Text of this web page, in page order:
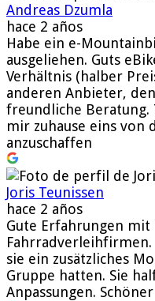
Andreas Dzumla
hace 2 años
Habe ein e-
ausgeliehen. Guts
Verhältnis (halber
anderen Anbieter,
freundliche Beratung.
mir zuhause eins von
anzuschaffen
Joris Teunissen
hace 2 años
Gute Erfahrungen mit
Fahrradverleihfirmen.
sie ein zusätzliches
Gruppe hatten. Sie
Anpassungen.